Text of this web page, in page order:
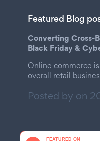
Featured Blog
Converting Cross-
Black Friday &
Online commerce
overall retail
Posted by on